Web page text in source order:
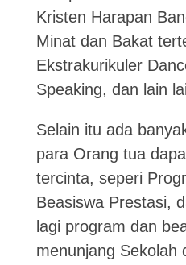
Kristen Harapan
Minat dan Bakat
Ekstrakurikuler
Speaking, dan lain
Selain itu ada
para Orang tua
tercinta, seperi
Beasiswa Prestasi,
lagi program dan
menunjang Sekolah